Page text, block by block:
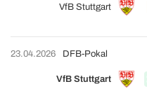
VfB Stuttgart
23.04.2026
VfB Stuttgart
DFB-Pokal